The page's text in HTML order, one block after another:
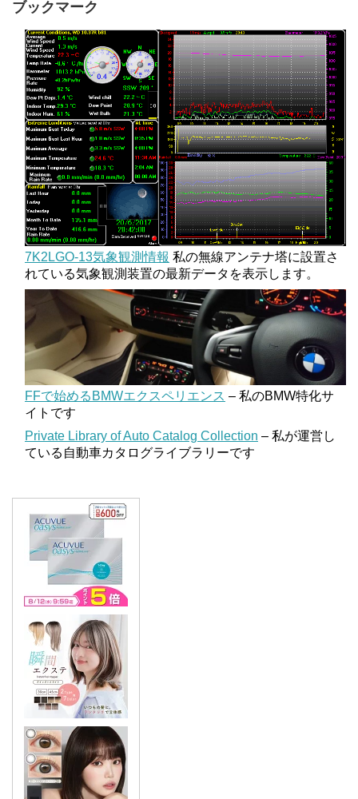
ブックマーク
7K2LGO-13気象観測情報 私の無線アンテナ塔に設置さ
れている気象観測装置の最新データを表示します。
FFで始めるBMWエクスペリエンス – 私のBMW特化サ
イトです
Private Library of Auto Catalog Collection – 私が運営し
ている自動車カタログライブラリーです